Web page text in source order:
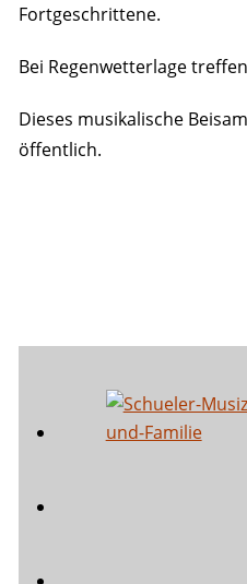
Fortgeschrittene.
Bei Regenwetterlage
Dieses musikalische
öffentlich.